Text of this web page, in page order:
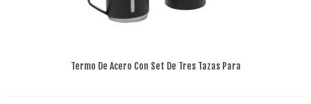
Termo De Acero Con Set De Tres Tazas Para